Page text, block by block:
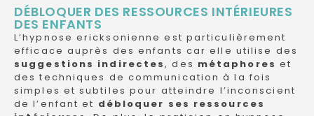
DÉBLOQUER DES RESSOURCES INTÉRIEURES
DES ENFANTS
L’hypnose ericksonienne est particulièrement
efficace auprès des enfants car elle utilise des
suggestions indirectes, des métaphores et
des techniques de communication à la fois
simples et subtiles pour atteindre l’inconscient
de l’enfant et débloquer ses ressources